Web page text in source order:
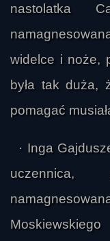
nastolatka
widelce i noże,
była tak duża,
pomagać
· Inga